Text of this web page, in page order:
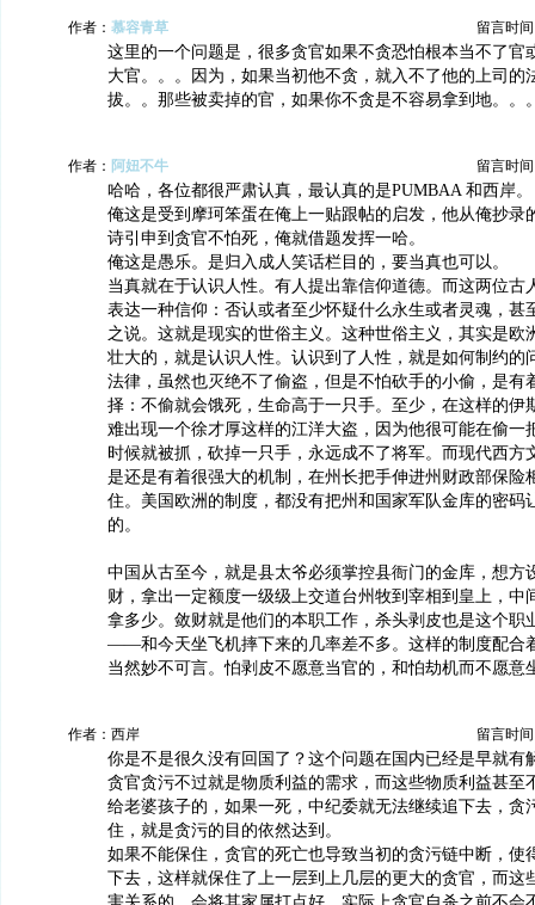
作者： 慕容青草 留言时间
这里的一个问题是，很多贪官如果不贪恐怕根本当不了官
大官。。。因为，如果当初他不贪，就入不了他的上司的
拔。。那些被卖掉的官，如果你不贪是不容易拿到地。。
作者： 阿妞不牛 留言时间
哈哈，各位都很严肃认真，最认真的是PUMBAA 和西岸。
俺这是受到摩珂笨蛋在俺上一贴跟帖的启发，他从俺抄录
诗引申到贪官不怕死，俺就借题发挥一哈。
俺这是愚乐。是归入成人笑话栏目的，要当真也可以。
当真就在于认识人性。有人提出靠信仰道德。而这两位古
表达一种信仰：否认或者至少怀疑什么永生或者灵魂，甚
之说。这就是现实的世俗主义。这种世俗主义，其实是欧
壮大的，就是认识人性。认识到了人性，就是如何制约的
法律，虽然也灭绝不了偷盗，但是不怕砍手的小偷，是有
择：不偷就会饿死，生命高于一只手。至少，在这样的伊
难出现一个徐才厚这样的江洋大盗，因为他很可能在偷一
时候就被抓，砍掉一只手，永远成不了将军。而现代西方
是还是有着很强大的机制，在州长把手伸进州财政部保险
住。美国欧洲的制度，都没有把州和国家军队金库的密码
的。
中国从古至今，就是县太爷必须掌控县衙门的金库，想方
财，拿出一定额度一级级上交道台州牧到宰相到皇上，中
拿多少。敛财就是他们的本职工作，杀头剥皮也是这个职
——和今天坐飞机摔下来的几率差不多。这样的制度配合
当然妙不可言。怕剥皮不愿意当官的，和怕劫机而不愿意
作者：西岸 留言时间
你是不是很久没有回国了？这个问题在国内已经是早就有
贪官贪污不过就是物质利益的需求，而这些物质利益甚至
给老婆孩子的，如果一死，中纪委就无法继续追下去，贪
住，就是贪污的目的依然达到。
如果不能保住，贪官的死亡也导致当初的贪污链中断，使
下去，这样就保住了上一层到上几层的更大的贪官，而这